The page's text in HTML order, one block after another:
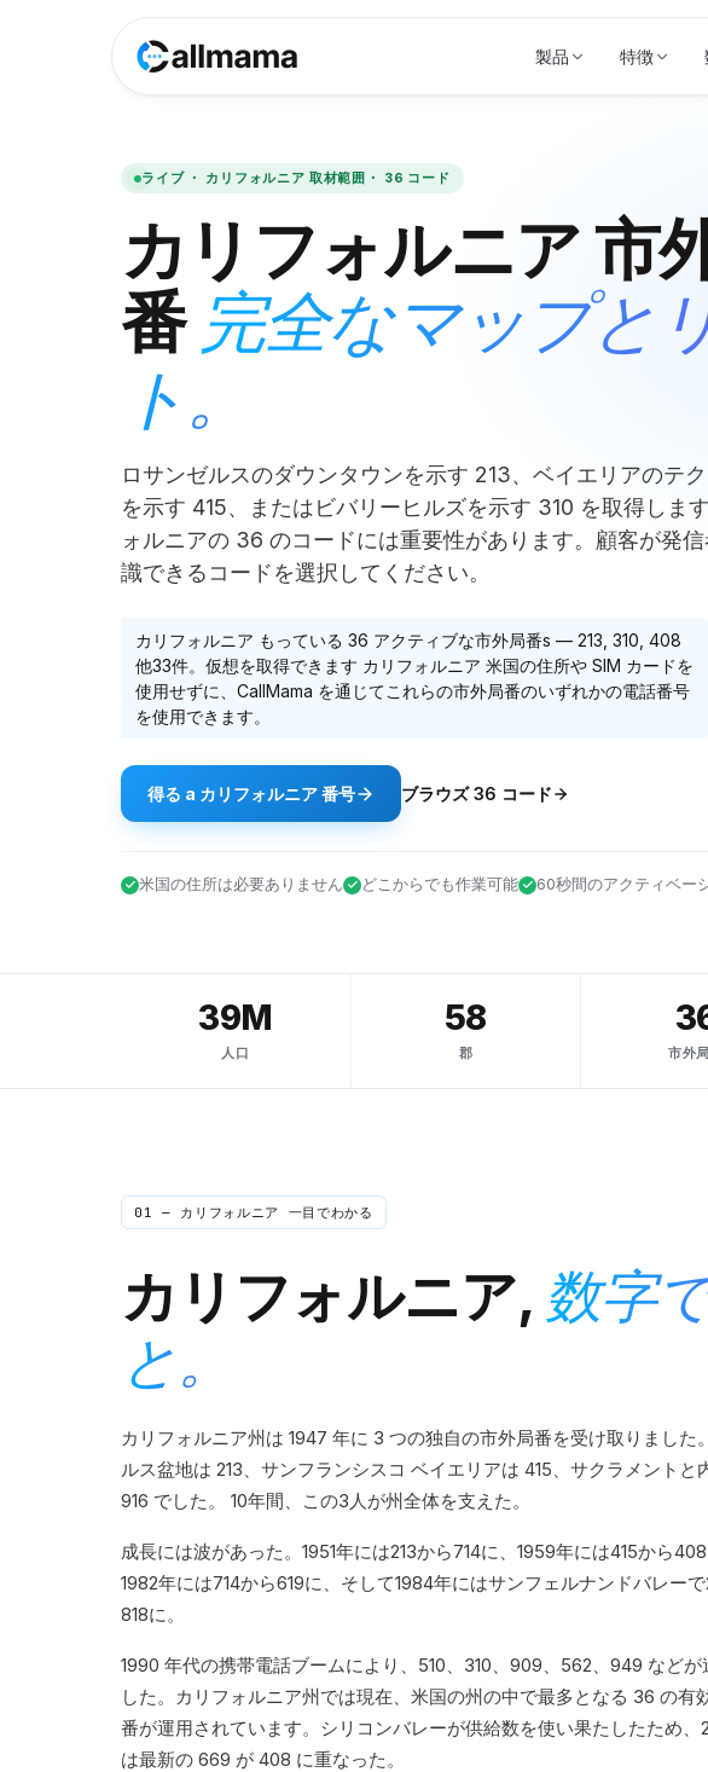
製品 特徴
ライブ ・ カリフォルニア 取材範囲・ 36 コード
カリフォルニア市
番 完全なマップと
ト。
ロサンゼルスのダウンタウンを示す 213、ベイエリアのテ
を示す 415、またはビバリーヒルズを示す 310 を取得しま
ォルニアの 36 のコードには重要性があります。顧客が発
識できるコードを選択してください。
カリフォルニア もっている 36 アクティブな市外局番s — 213, 310, 408
他33件。仮想を取得できます カリフォルニア 米国の住所や SIM カードを
使用せずに、CallMama を通じてこれらの市外局番のいずれかの電話番号
を使用できます。
得る a カリフォルニア番号 ブラウズ36 コード
米国の住所は必要ありません どこからでも作業可能 60秒間のアクティベー
39M
人口
58
郡 市外
01 — カリフォルニア 一目でわかる
カリフォルニア, 数字
と。
カリフォルニア州は 1947 年に 3 つの独自の市外局番を受け取りました
ルス盆地は 213、サンフランシスコ ベイエリアは 415、サクラメントと
916 でした。 10年間、この3人が州全体を支えた。
成長には波があった。1951年には213から714に、1959年には415から408
1982年には714から619に、そして1984年にはサンフェルナンドバレーで
818に。
1990 年代の携帯電話ブームにより、510、310、909、562、949 などが
した。カリフォルニア州では現在、米国の州の中で最多となる 36 の有
番が運用されています。シリコンバレーが供給数を使い果たしたため、
は最新の 669 が 408 に重なった。